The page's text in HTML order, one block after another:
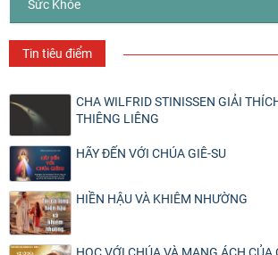
Sức Khỏe
Tin tiêu điểm
CHA WILFRID STINISSEN GIẢI
THIÊNG LIÊNG
HÃY ĐẾN VỚI CHÚA GIÊ-SU
HIỀN HẬU VÀ KHIÊM NHƯỜNG
HỌC VỚI CHÚA VÀ MANG ÁCH CỦA